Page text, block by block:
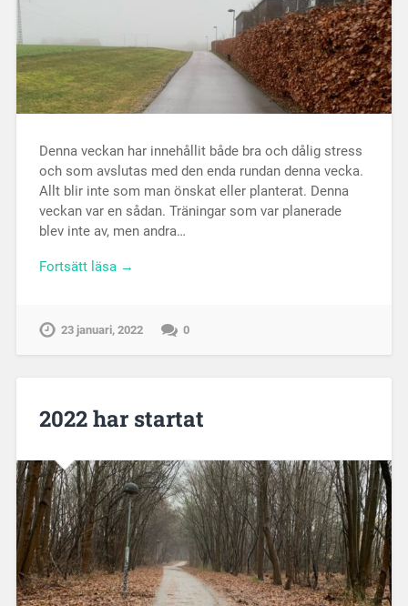
Denna veckan har innehållit både bra och dålig stress
och som avslutas med den enda rundan denna vecka.
Allt blir inte som man önskat eller planterat. Denna
veckan var en sådan. Träningar som var planerade
blev inte av, men andra…
Fortsätt läsa →
23 januari, 2022 0
2022 har startat